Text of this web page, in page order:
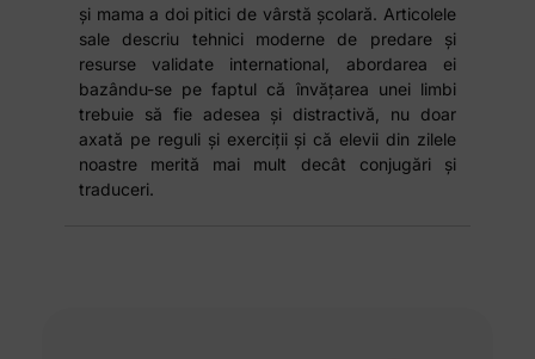
și mama a doi pitici de vârstă școlară. Articolele
sale descriu tehnici moderne de predare și
resurse validate international, abordarea ei
bazându-se pe faptul că învățarea unei limbi
trebuie să fie adesea și distractivă, nu doar
axată pe reguli și exerciții și că elevii din zilele
noastre merită mai mult decât conjugări și
traduceri.